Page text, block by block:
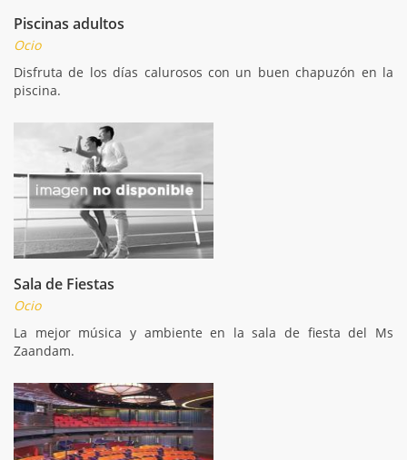
Piscinas adultos
Ocio
Disfruta de los días calurosos con un buen chapuzón en la
piscina.
Sala de Fiestas
Ocio
La mejor música y ambiente en la sala de fiesta del Ms
Zaandam.